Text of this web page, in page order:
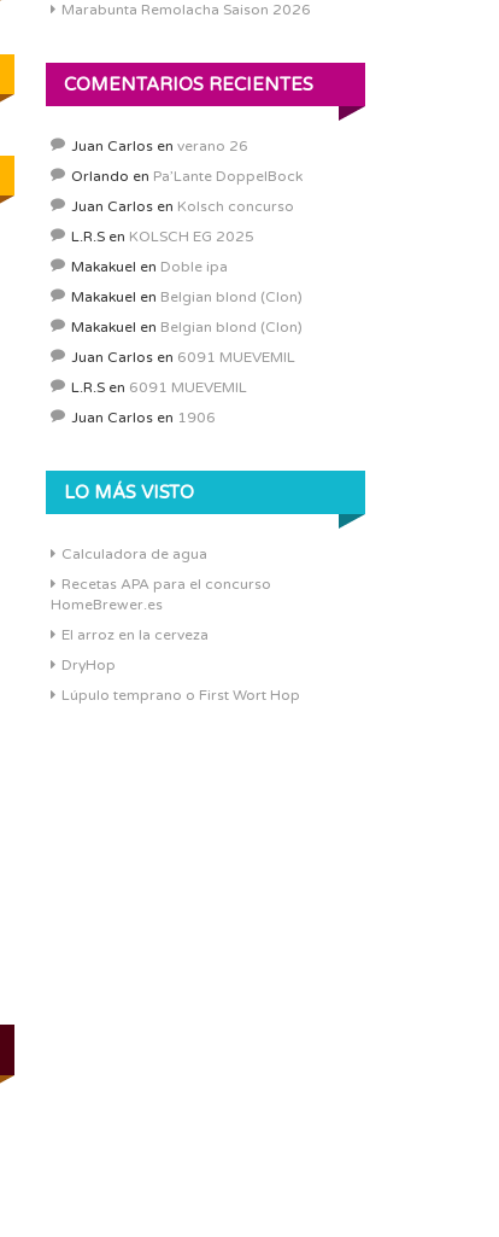
Marabunta Remolacha Saison 2026
COMENTARIOS RECIENTES
Juan Carlos en verano 26
Orlando en Pa’Lante DoppelBock
Juan Carlos en Kolsch concurso
L.R.S en KOLSCH EG 2025
Makakuel en Doble ipa
Makakuel en Belgian blond (Clon)
Makakuel en Belgian blond (Clon)
Juan Carlos en 6091 MUEVEMIL
L.R.S en 6091 MUEVEMIL
Juan Carlos en 1906
LO MÁS VISTO
Calculadora de agua
Recetas APA para el concurso
HomeBrewer.es
El arroz en la cerveza
DryHop
Lúpulo temprano o First Wort Hop